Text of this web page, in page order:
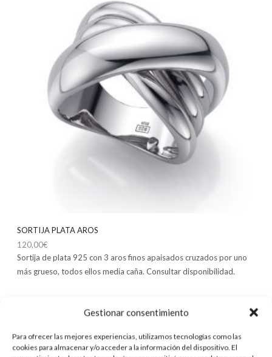
Gestionar consentimiento
Para ofrecer las mejores experiencias, utilizamos tecnologías como las
cookies para almacenar y/o acceder a la información del dispositivo. El
SORTIJA PLATA AROS
120,00€
Sortija de plata 925 con 3 aros finos apaisados cruzados por uno
más grueso, todos ellos media caña. Consultar disponibilidad.